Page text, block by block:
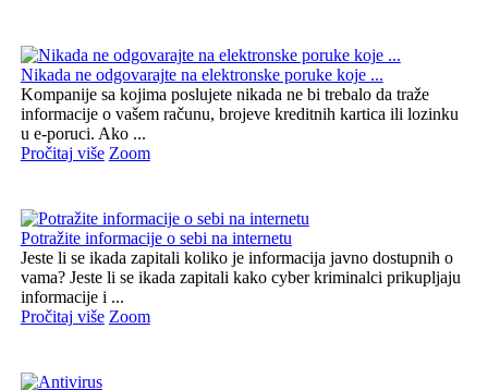
Nikada ne odgovarajte na elektronske poruke koje ...
Kompanije sa kojima poslujete nikada ne bi trebalo da traže
informacije o vašem računu, brojeve kreditnih kartica ili lozinku
u e-poruci. Ako ...
Pročitaj više Zoom
Potražite informacije o sebi na internetu
Jeste li se ikada zapitali koliko je informacija javno dostupnih o
vama? Jeste li se ikada zapitali kako cyber kriminalci prikupljaju
informacije i ...
Pročitaj više Zoom